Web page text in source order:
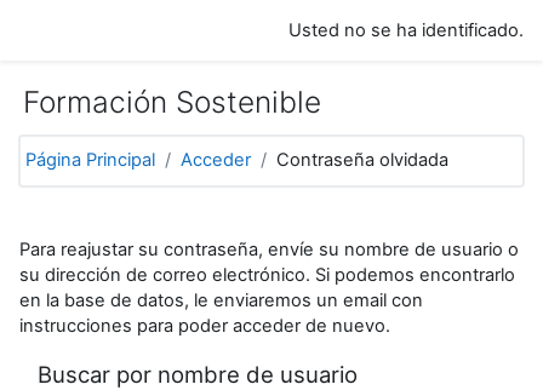
Usted no se ha identificado.
Formación Sostenible
Página Principal Acceder Contraseña olvidada
Para reajustar su contraseña, envíe su nombre de usuario o
su dirección de correo electrónico. Si podemos encontrarlo
en la base de datos, le enviaremos un email con
instrucciones para poder acceder de nuevo.
Buscar por nombre de usuario